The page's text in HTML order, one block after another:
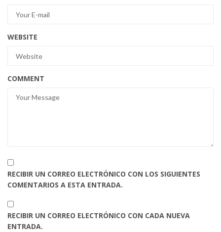
WEBSITE
COMMENT
RECIBIR UN CORREO ELECTRÓNICO CON LOS SIGUIENTES
COMENTARIOS A ESTA ENTRADA.
RECIBIR UN CORREO ELECTRÓNICO CON CADA NUEVA
ENTRADA.